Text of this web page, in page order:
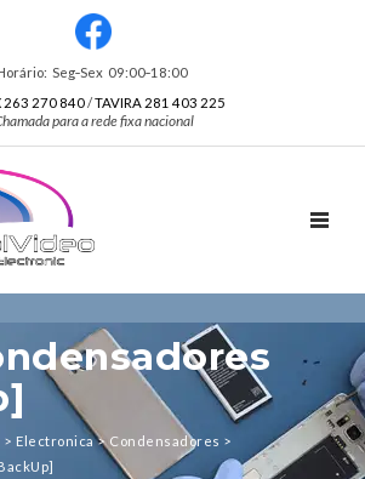
Seg‑Sex 09:00‑18:00
263 270 840/TAVIRA 281 403 225
para a rede fixa nacional
> Electronica> Condensadores >